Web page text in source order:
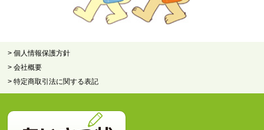
> 個人情報保護方針
> 会社概要
> 特定商取引法に関する表記